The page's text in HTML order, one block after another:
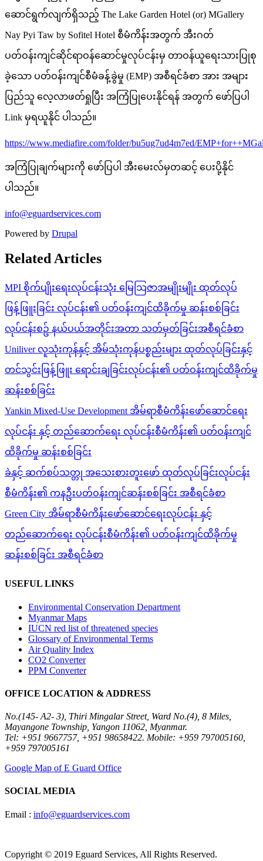
ဆောင်ရွက်လျက်ရှိသည့် The Lake Garden Hotel (or) MGallery
Nay Pyi Taw by Sofitel Hotel စီမံကိန်းအတွက် အီးဂတ်
ပတ်ဝန်းကျင်ဆိုင်ရာဝန်ဆောင်မှုလုပ်ငန်းမှ တာဝန်ယူရေးသားပြုစု
ခဲ့သော ပတ်ဝန်းကျင်စီမံခန့်ခွဲမှု (EMP) အစီရင်ခံစာ အား အများ
ပြည်သူ လေ့လာဖတ်ရှုပြီး အကြံပြုပေးနိုင်ရန် အတွက် ဖော်ပြပါ
Link မှရယူနိုင် ပါသည်။
https://www.mediafire.com/folder/bu5ug7ud4m7ed/
အကြံပြုချက်များကို ဖော်ပြပါ အီးမေးလ်မှတဆင့် ပေးပို့နိုင်
ပါသည်။
info@eguardservices.com
Powered by Drupal
Related Articles
MPI စိုက်ပျိုးရေးလုပ်ငန်းသုံး မြေသြဇာအမျိုးမျိုး ထုတ်လုပ်
ဖြန့်ဖြူးခြင်း လုပ်ငန်း၏ ပတ်ဝန်းကျင်ထိခိုက်မှု ဆန်းစစ်ခြင်း
လုပ်ငန်းစဥ် နယ်ပယ်အတိုင်းအတာ သတ်မှတ်ခြင်းအစီရင်ခံစာ
Uniliver လူသုံးကုန်နှင့် အိမ်သုံးကုန်ပစ္စည်းများ ထုတ်လုပ်ခြင်းနှင့်
တင်သွင်းဖြန့်ဖြူး ရောင်းချခြင်းလုပ်ငန်း၏ ပတ်ဝန်းကျင်ထိခိုက်မှု
ဆန်းစစ်ခြင်း
Yankin Mixed-Use Development အိမ်ရာစီမံကိန်းဖော်ဆောင်ရေး
လုပ်ငန်း နှင့် တည်ဆောက်ရေး လုပ်ငန်းစီမံကိန်း၏ ပတ်ဝန်းကျင်
ထိခိုက်မှု ဆန်းစစ်ခြင်း
ခဲနှင့် ဆက်စပ်သတ္တု အသေးစားတူးဖော် ထုတ်လုပ်ခြင်းလုပ်ငန်း
စီမံကိန်း၏ ကနဦးပတ်ဝန်းကျင်ဆန်းစစ်ခြင်း အစီရင်ခံစာ
Green City အိမ်ရာစီမံကိန်းဖော်ဆောင်ရေးလုပ်ငန်း နှင့်
တည်ဆောက်ရေး လုပ်ငန်းစီမံကိန်း၏ ပတ်ဝန်းကျင်ထိခိုက်မှု
ဆန်းစစ်ခြင်း အစီရင်ခံစာ
USEFUL LINKS
Environmental Conservation Department
Myanmar Maps
IUCN red list of threatened species
Glossary of Environmental Terms
Air Quality Index
CO2 Converter
PPM Converter
OFFICE LOCATION & ADDRESS
No.(145- A2- 3), Thiri Mingalar Street, Ward No.(4), 8 Miles,
Mayangone Township, Yangon 11062, Myanmar.
Tel: +951 9667757, +951 98658422. Mobile: +959 797005160,
+959 797005161
Google Map of E Guard Office
SOCIAL MEDIA
Email : info@eguardservices.com
Copyright © 2019 Eguard Services, All Rights Reserved.